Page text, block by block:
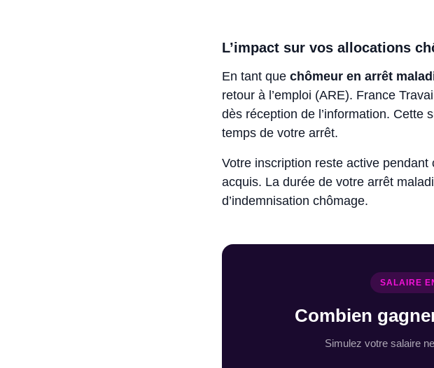
L’impact sur vos allocations
En tant que chômeur en arrêt
retour à l’emploi (ARE). France
dès réception de l’information. Cette
temps de votre arrêt.
Votre inscription reste active
acquis. La durée de votre arrêt
d’indemnisation chômage.
SALAIRE
Combien
Simulez votre salaire